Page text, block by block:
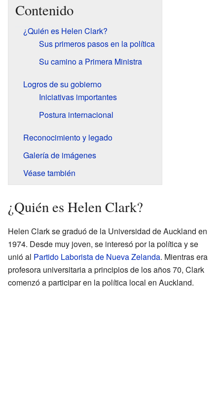
Contenido
¿Quién es Helen Clark?
Sus primeros pasos en la política
Su camino a Primera Ministra
Logros de su gobierno
Iniciativas importantes
Postura internacional
Reconocimiento y legado
Galería de imágenes
Véase también
¿Quién es Helen Clark?
Helen Clark se graduó de la Universidad de Auckland en
1974. Desde muy joven, se interesó por la política y se
unió al Partido Laborista de Nueva Zelanda. Mientras era
profesora universitaria a principios de los años 70, Clark
comenzó a participar en la política local en Auckland.